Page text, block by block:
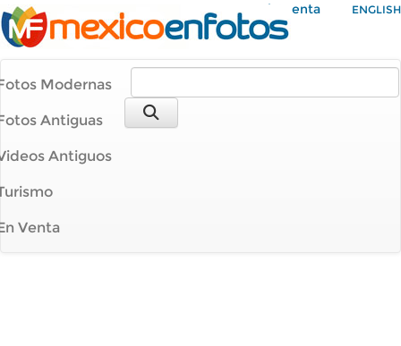
Mi Cuenta ENGLISH
Modernas
Antiguas
Antiguos
Venta